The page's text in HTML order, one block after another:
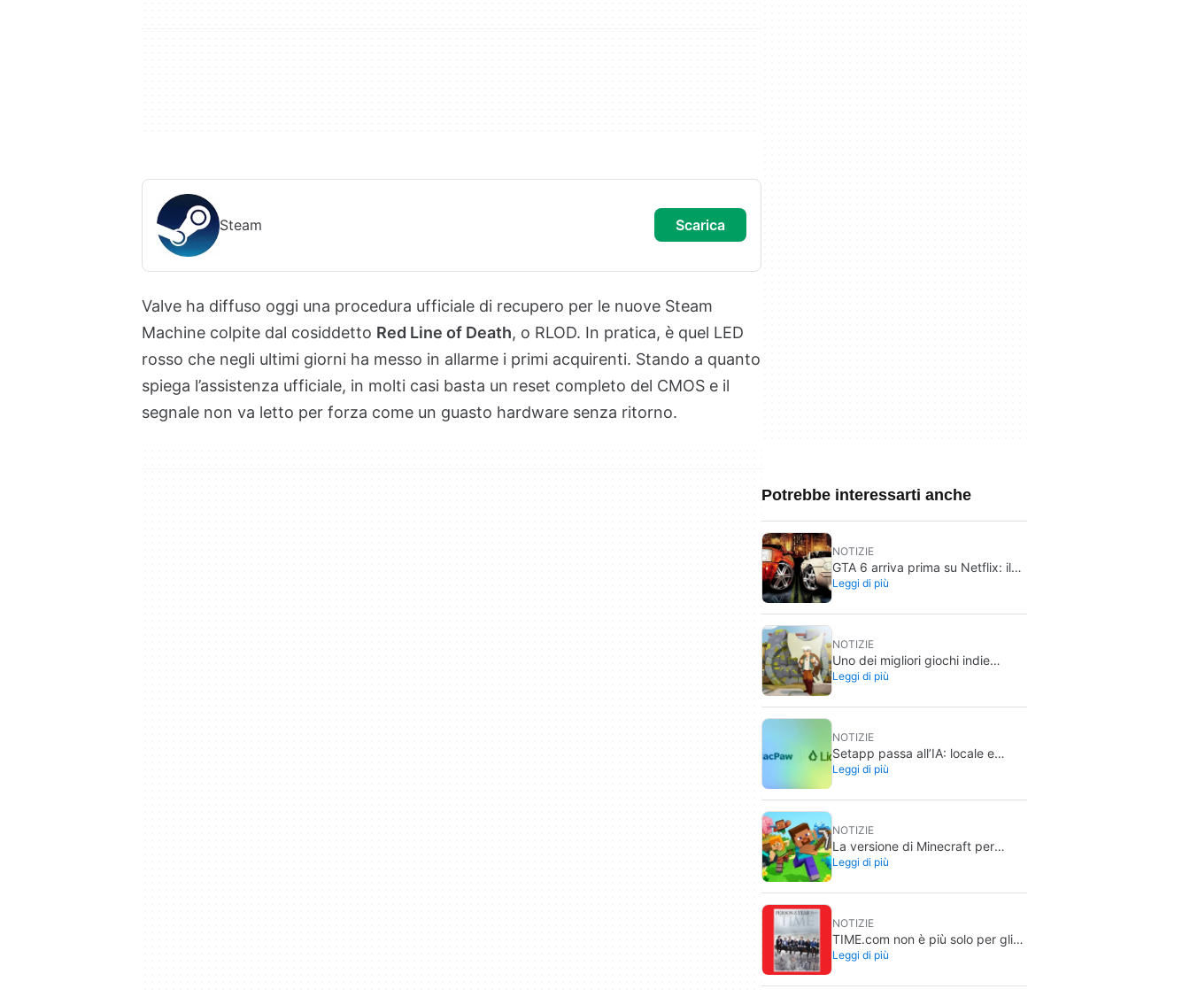
Steam scarica
Valve ha diffuso oggi una procedura ufficiale di recupero per le nuove Steam
Machine colpite dal cosiddetto Red Line of Death, o RLOD. In pratica, è quel LED
rosso che negli ultimi giorni ha messo in allarme i primi acquirenti. Stando a quanto
spiega l’assistenza ufficiale, in molti casi basta un reset completo del CMOS e il
segnale non va letto per forza come un guasto hardware senza ritorno.
Potrebbe interessarti anche
NOTIZIE
GTA 6 arriva prima su Netflix: il
video esteso debutta il 27 agosto
Leggi di più
NOTIZIE
Uno dei migliori giochi indie
spagnoli degli ultimi anni è gratis
Leggi di più
NOTIZIE
Setapp passa all’IA: locale e
pronta da usare nelle app del
Leggi di più
NOTIZIE
La versione di Minecraft per
Nintendo Switch 2 ha già una
Leggi di più
NOTIZIE
TIME.com non è più solo per gli
umani: c’è una versione segreta
è un’ottima idea
Leggi di più